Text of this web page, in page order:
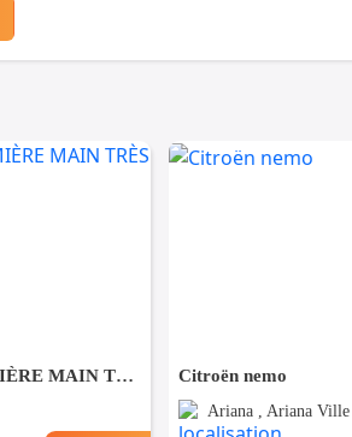
KIA RIO COUPÉ PREMIÈRE MAIN TRÈS PROPRE Citroën nemo
Ariana , Ariana Ville